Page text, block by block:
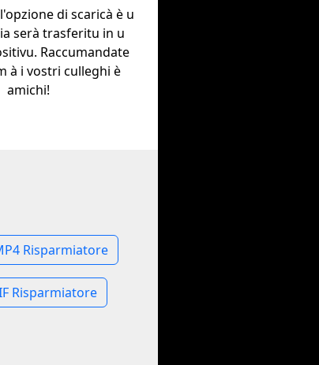
di scaricà è u
serà trasferitu in u
Raccumandate
à i vostri culleghi è
amichi!
Risparmiatore
Risparmiatore